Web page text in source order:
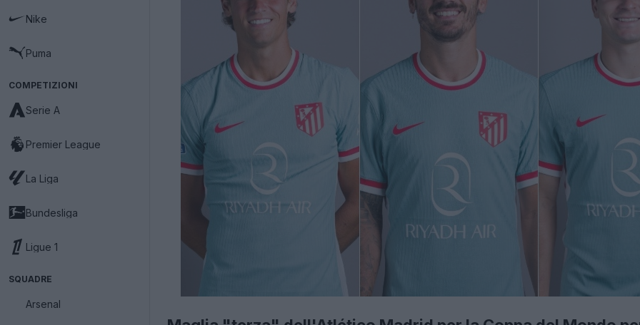
Nike
Puma
COMPETIZIONI
Serie A
Premier League
La Liga
Bundesliga
Ligue 1
SQUADRE
Arsenal